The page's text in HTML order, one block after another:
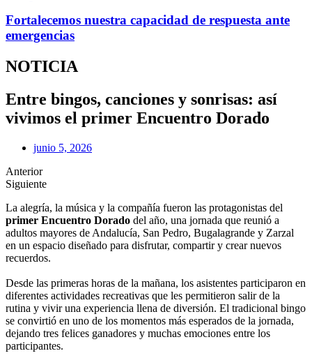
Fortalecemos nuestra capacidad de respuesta ante
emergencias
NOTICIA
Entre bingos, canciones y sonrisas: así
vivimos el primer Encuentro Dorado
junio 5, 2026
Anterior
Siguiente
La alegría, la música y la compañía fueron las protagonistas del
primer Encuentro Dorado del año, una jornada que reunió a
adultos mayores de Andalucía, San Pedro, Bugalagrande y Zarzal
en un espacio diseñado para disfrutar, compartir y crear nuevos
recuerdos.
Desde las primeras horas de la mañana, los asistentes participaron en
diferentes actividades recreativas que les permitieron salir de la
rutina y vivir una experiencia llena de diversión. El tradicional bingo
se convirtió en uno de los momentos más esperados de la jornada,
dejando tres felices ganadores y muchas emociones entre los
participantes.